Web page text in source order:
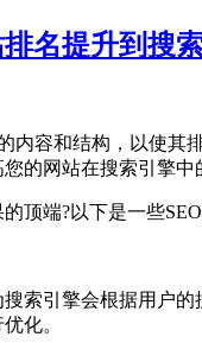
名提升到搜
内容和结构，以使其
的网站在搜索引擎
顶端?以下是一些SEO
索引擎会根据用户
化。